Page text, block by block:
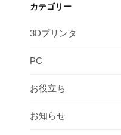
カテゴリー
3Dプリンタ
PC
お役立ち
お知らせ